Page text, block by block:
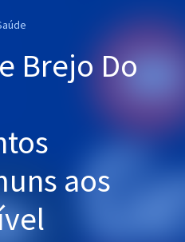
Brejo Do
aos